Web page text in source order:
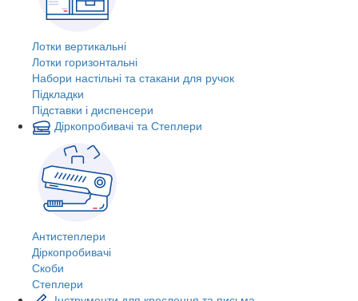
Лотки вертикальні
Лотки горизонтальні
Набори настільні та стакани для ручок
Підкладки
Підставки і диспенсери
Діркопробивачі та Степлери
Антистеплери
Діркопробивачі
Скоби
Степлери